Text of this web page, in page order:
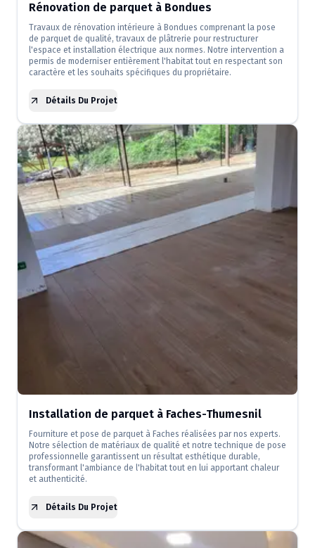
Rénovation de parquet à Bondues
Travaux de rénovation intérieure à Bondues comprenant la pose
de parquet de qualité, travaux de plâtrerie pour restructurer
l'espace et installation électrique aux normes. Notre intervention a
permis de moderniser entièrement l'habitat tout en respectant son
caractère et les souhaits spécifiques du propriétaire.
Détails Du Projet
Installation de parquet à Faches-Thumesnil
Fourniture et pose de parquet à Faches réalisées par nos experts.
Notre sélection de matériaux de qualité et notre technique de pose
professionnelle garantissent un résultat esthétique durable,
transformant l'ambiance de l'habitat tout en lui apportant chaleur
et authenticité.
Détails Du Projet